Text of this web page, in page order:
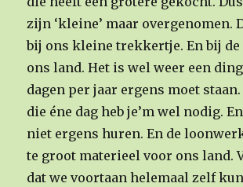
zijn ‘kleine’ maar overgenomen.
bij ons kleine trekkertje. En bij de
ons land. Het is wel weer een
dagen per jaar ergens moet
die éne dag heb je’m wel nodig.
niet ergens huren. En de
te groot materieel voor ons land.
dat we voortaan helemaal zelf